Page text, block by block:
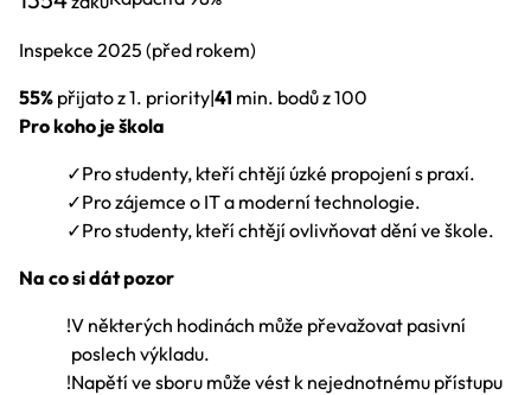
Inspekce 2025 (před rokem)
55% přijato z 1. priority|41 min. bodů z 100
Pro koho je škola
✓Pro studenty, kteří chtějí úzké propojení s praxí.
✓Pro zájemce o IT a moderní technologie.
✓Pro studenty, kteří chtějí ovlivňovat dění ve škole.
Na co si dát pozor
!V některých hodinách může převažovat pasivní
poslech výkladu.
!Napětí ve sboru může vést k nejednotnému přístupu